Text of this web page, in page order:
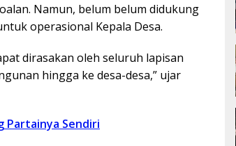
Namun, belum belum didukung
operasional Kepala Desa.
dirasakan oleh seluruh lapisan
hingga ke desa-desa,” ujar
Partainya Sendiri